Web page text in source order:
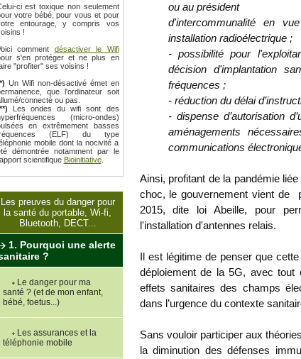
ci est toxique non seulement
votre bébé, pour vous et pour
entourage, y compris vos
!
comment désactiver le Wifi
s'en protéger et ne plus en
"profiter" ses voisins !
Un Wifi non-désactivé émet en
que l'ordinateur soit
connecté ou pas.
Les ondes du wifi sont des
(micro-ondes)
en extrêmement basses
(ELF) du type
mobile dont la nocivité a
démontrée notamment par le
scientifique Bioinitiative.
Les preuves du danger pour
la santé du portable, Wi-fi,
Bluetooth, DECT...
1. Pourquoi une alerte
?
Le danger pour ma
santé ? (et de mon enfant,
bébé, foetus...)
Les assurances et la
téléphonie mobile
ou au président
d'intercommunalité en
installation radioélectrique ;
- possibilité pour
décision d'implantation
fréquences ;
- réduction du délai
- dispense d’autorisation
aménagements
communications
Ainsi, profitant de la pandémie
choc, le gouvernement vient de
2015, dite loi Abeille, pour
l'installation d'antennes relais.
Il est légitime de penser que
déploiement de la 5G, avec
effets sanitaires des champs
dans l’urgence du contexte
Sans vouloir participer aux
la diminution des défenses